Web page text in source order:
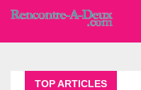
TOP ARTICLES